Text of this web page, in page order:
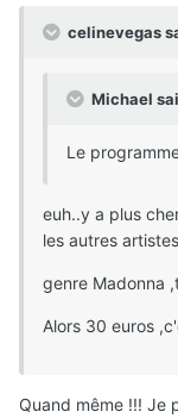
celinevegas
Michael
Le
euh..y a plus
les autres
genre Madonna
Alors 30 euros
Quand même !!! Je